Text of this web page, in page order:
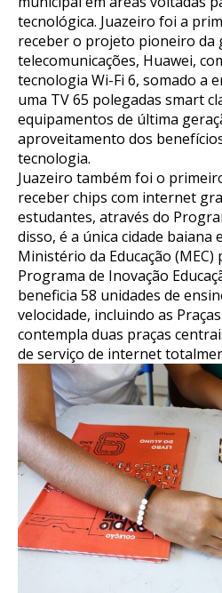
tecnológica. Juazeiro foi a
receber o projeto pioneiro da
telecomunicações, Huawei,
tecnologia Wi-Fi 6, somado a
uma TV 65 polegadas smart
equipamentos de última
aproveitamento dos
tecnologia.
Juazeiro também foi o
receber chips com internet
estudantes, através do
disso, é a única cidade baiana
Ministério da Educação
Programa de Inovação
beneficia 58 unidades de
velocidade, incluindo as
contempla duas praças
de serviço de internet